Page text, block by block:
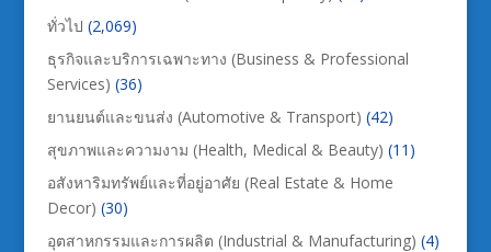
ทั่วไป (2,069)
ธุรกิจและบริการเฉพาะทาง (Business & Professional
Services) (36)
ยานยนต์และขนส่ง (Automotive & Transport) (42)
สุขภาพและความงาม (Health, Medical & Beauty) (11)
อสังหาริมทรัพย์และที่อยู่อาศัย (Real Estate & Home
Decor) (30)
อุตสาหกรรมและการผลิต (Industrial & Manufacturing) (4)